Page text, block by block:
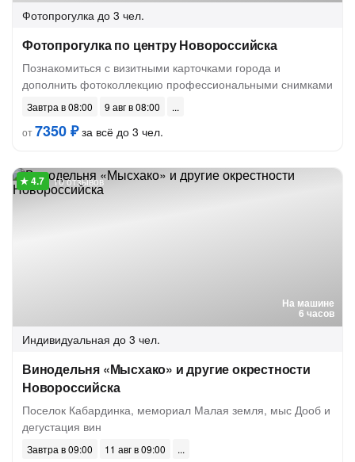
Фотопрогулка до 3 чел.
Фотопрогулка по центру Новороссийска
Познакомиться с визитными карточками города и
дополнить фотоколлекцию профессиональными снимками
Завтра в 08:00
9 авг в 08:00
от7350 ₽за всё до 3 чел.
На машине
6 часов
10 отзывов
Индивидуальная до 3 чел.
Винодельня «Мысхако» и другие окрестности
Новороссийска
Поселок Кабардинка, мемориал Малая земля, мыс Дооб и
дегустация вин
Завтра в 09:00
11 авг в 09:00